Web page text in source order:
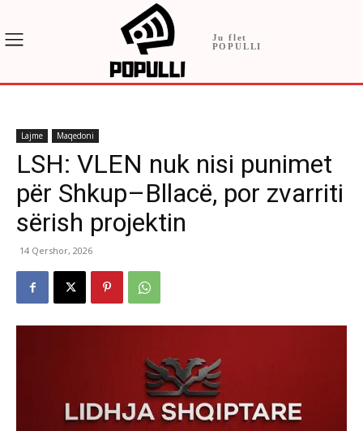
Ju flet
POPULLI
Lajme Maqedoni
LSH: VLEN nuk nisi punimet
për Shkup–Bllacë, por zvarriti
sërish projektin
14 Qershor, 2026